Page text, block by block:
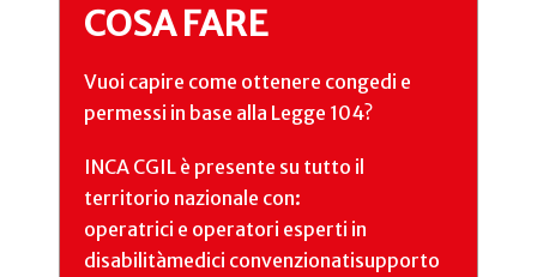
COSA FARE
Vuoi capire come ottenere congedi e
permessi in base alla Legge 104?
INCA CGIL è presente su tutto il
territorio nazionale con:
operatrici e operatori esperti in
disabilitàmedici convenzionatisupporto